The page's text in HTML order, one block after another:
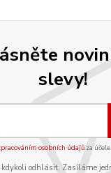
slevy!
osobních údajůza
kdykoli odhlásit. Zasíláme